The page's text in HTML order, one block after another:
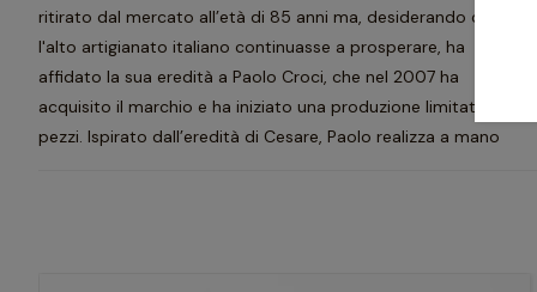
ritirato dal mercato all’età di 85 anni ma, desiderando che
l'alto artigianato italiano continuasse a prosperare, ha
affidato la sua eredità a Paolo Croci, che nel 2007 ha
acquisito il marchio e ha iniziato una produzione limitata di
pezzi. Ispirato dall’eredità di Cesare, Paolo realizza a mano